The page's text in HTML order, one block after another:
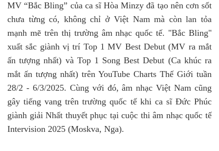
MV “Bắc Bling” của ca sĩ Hòa Minzy đã tạo nên cơn sốt
chưa từng có, không chỉ ở Việt Nam mà còn lan tỏa
mạnh mẽ trên thị trường âm nhạc quốc tế. "Bắc Bling"
xuất sắc giành vị trí Top 1 MV Best Debut (MV ra mắt
ấn tượng nhất) và Top 1 Song Best Debut (Ca khúc ra
mắt ấn tượng nhất) trên YouTube Charts Thế Giới tuần
28/2 - 6/3/2025. Cùng với đó, âm nhạc Việt Nam cũng
gây tiếng vang trên trường quốc tế khi ca sĩ Đức Phúc
giành giải Nhất thuyết phục tại cuộc thi âm nhạc quốc tế
Intervision 2025 (Moskva, Nga).